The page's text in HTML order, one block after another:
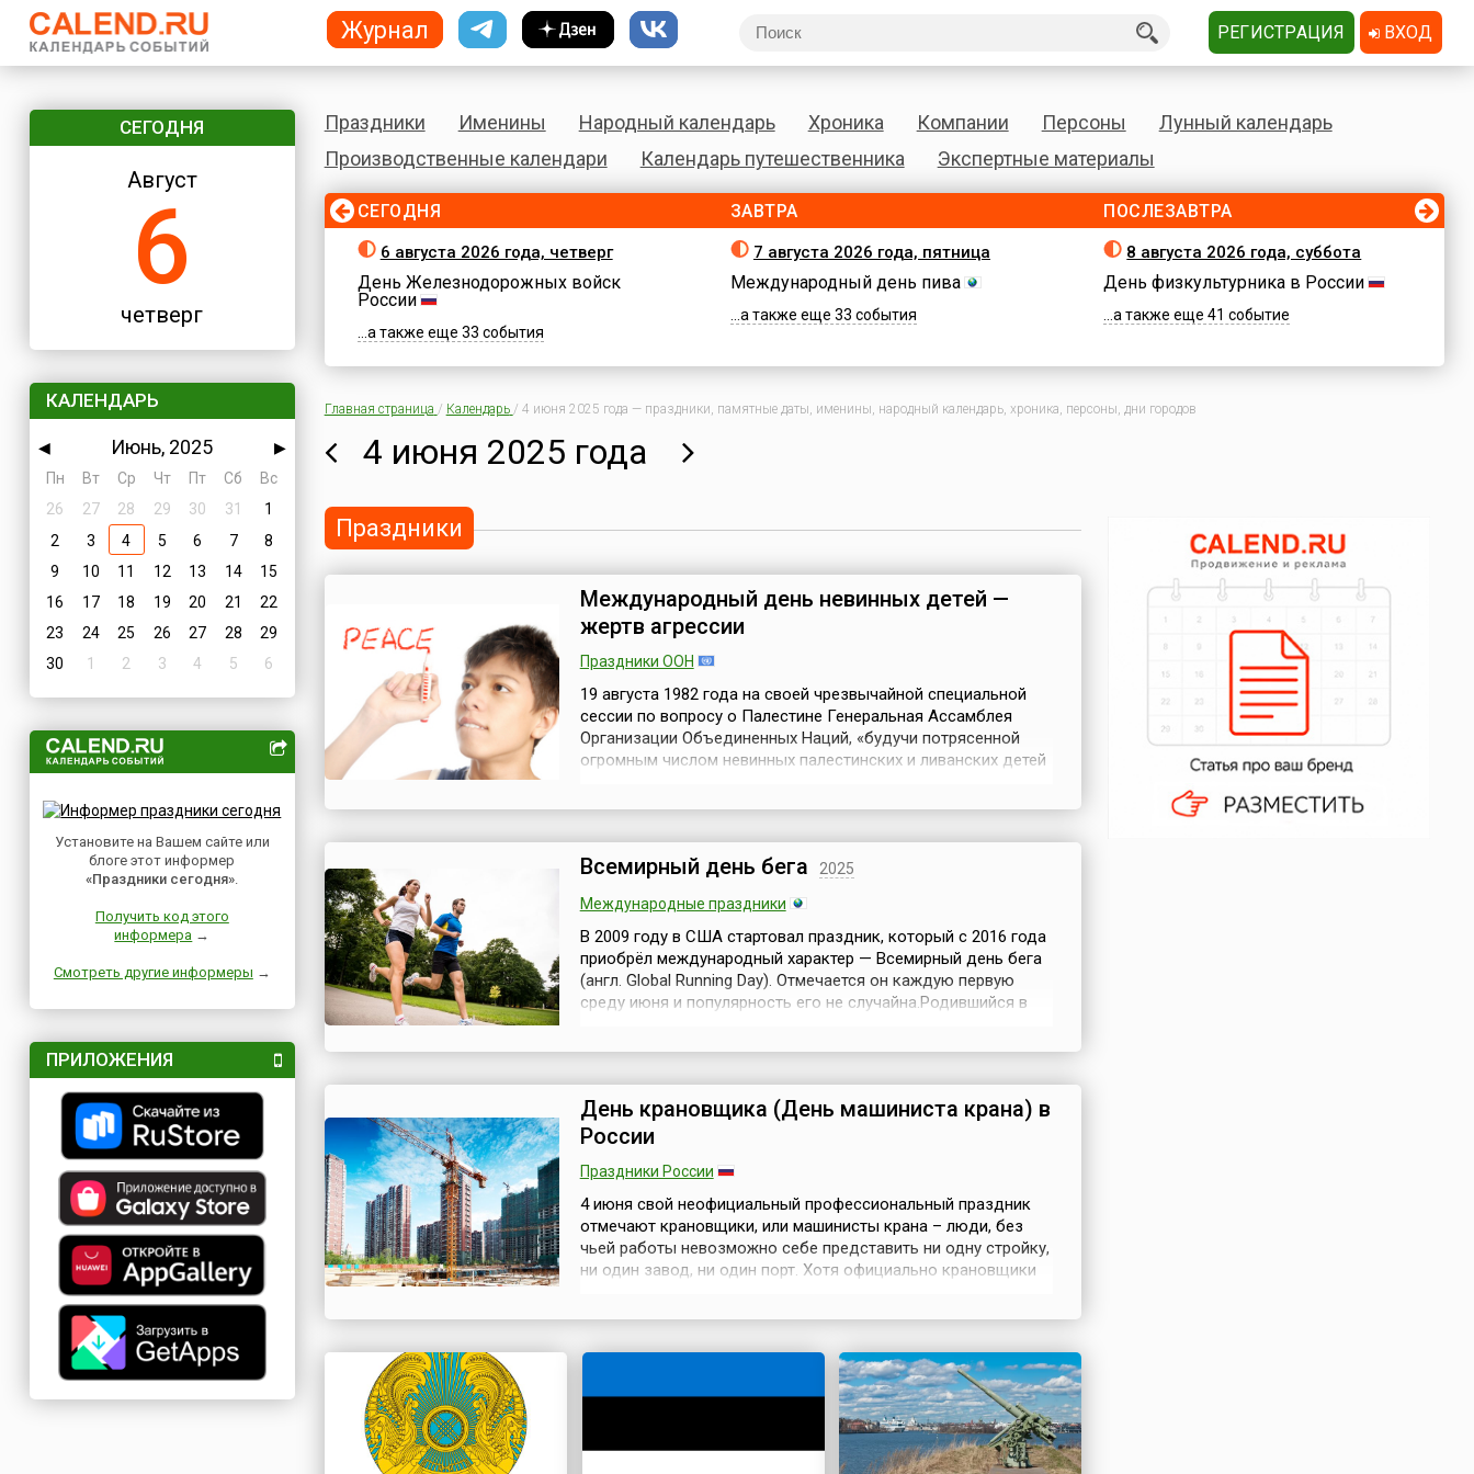
СЕГОДНЯ
Август
6
четверг
КАЛЕНДАРЬ
◀ Июнь, 2025
▶
Пн
Вт Ср Чт Пт Сб
Вс
26
27 28 29 30 31
1
2
3 4 5 6 7
8
9
10 11 12 13 14
15
16
17 18 19 20 21
22
23
24 25 26 27 28
29
30
1 2 3 4 5 6
Установите на Вашем сайте или
блоге этот информер
«Праздники сегодня».
Получить код этого
информера →
Смотреть другие информеры →
ПРИЛОЖЕНИЯ
Праздники Именины Народный календарь Хроника Компании Персоны
Лунный календарь
Производственные календари
Календарь путешественника Экспертные материалы
СЕГОДНЯ
6 августа 2026 года, четверг
День Железнодорожных войск
России
...а также еще 33 события
ЗАВТРА
7 августа 2026 года, пятница
Международный день пива
...а также еще 33 события
ПОСЛЕЗАВТРА
8 августа 2026 года, суббота
День физкультурника в России
...а также еще 41 событие
Главная страница / Календарь / 4 июня 2025 года — праздники, памятные даты, именины, народный календарь, хроника, персоны, дни городов
4 июня 2025 года
Праздники
Международный день невинных детей —
жертв агрессии
Праздники ООН
19 августа 1982 года на своей чрезвычайной специальной
сессии по вопросу о Палестине Генеральная Ассамблея
Организации Объединенных Наций, «будучи потрясенной
огромным числом невинных палестинских и ливанских детей
(англ. International Day of ...
Всемирный день бега
2025
Международные праздники
В 2009 году в США стартовал праздник, который с 2016 года
приобрёл международный характер — Всемирный день бега
(англ. Global Running Day). Отмечается он каждую первую
среду июня и популярность его не случайна.Родившийся в
спортсменов-легкоатлетов. Очень скоро п...
День крановщика (День машиниста крана) в
России
Праздники России
4 июня свой неофициальный профессиональный праздник
отмечают крановщики, или машинисты крана – люди, без
чьей работы невозможно себе представить ни одну стройку,
ни один завод, ни один порт. Хотя официально крановщики
предназначение – подъём и ...
Журнал РЕГИСТРАЦИЯ ВХОД